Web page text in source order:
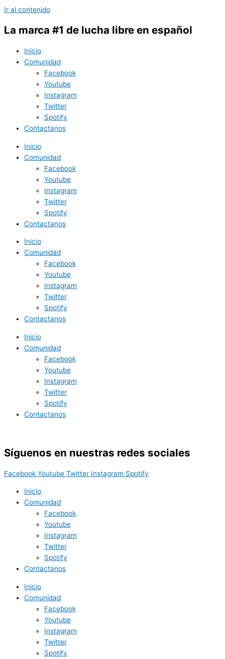
Ir al contenido
La marca #1 de lucha libre en español
Inicio
Comunidad
Facebook
Youtube
Instagram
Twitter
Spotify
Contactanos
Inicio
Comunidad
Facebook
Youtube
Instagram
Twitter
Spotify
Contactanos
Inicio
Comunidad
Facebook
Youtube
Instagram
Twitter
Spotify
Contactanos
Inicio
Comunidad
Facebook
Youtube
Instagram
Twitter
Spotify
Contactanos
Síguenos en nuestras redes sociales
Facebook Youtube Twitter Instagram Spotify
Inicio
Comunidad
Facebook
Youtube
Instagram
Twitter
Spotify
Contactanos
Inicio
Comunidad
Facebook
Youtube
Instagram
Twitter
Spotify